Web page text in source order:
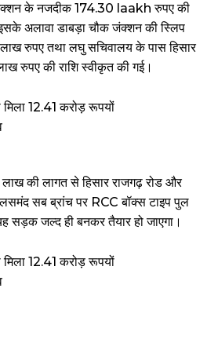
के नजदीक 174.30 laakh रुपए की
अलावा डाबड़ा चौक जंक्शन की स्लिप
रुपए तथा लघु सचिवालय के पास हिसार
रुपए की राशि स्वीकृत की गई।
की लागत से हिसार राजगढ़ रोड और
सब ब्रांच पर RCC बॉक्स टाइप पुल
सड़क जल्द ही बनकर तैयार हो जाएगा।